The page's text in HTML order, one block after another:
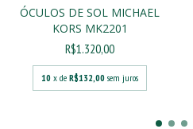
ÓCULOS DE SOL MICHAEL
KORS MK2201
R$1.320,00
10 x deR$132,00 sem juros